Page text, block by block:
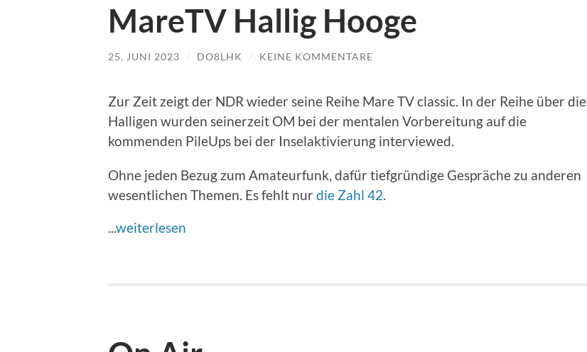
MareTV Hallig Hooge
25. JUNI 2023 / DO8LHK / KEINE KOMMENTARE
Zur Zeit zeigt der NDR wieder seine Reihe Mare TV classic. In der Reihe über die
Halligen wurden seinerzeit OM bei der mentalen Vorbereitung auf die
kommenden PileUps bei der Inselaktivierung interviewed.
Ohne jeden Bezug zum Amateurfunk, dafür tiefgründige Gespräche zu anderen
wesentlichen Themen. Es fehlt nur die Zahl 42
weiterlesen